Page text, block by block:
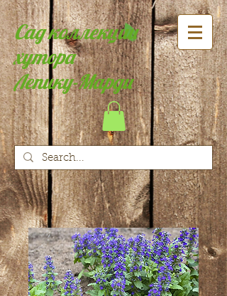
Сад коллекции
хутора
Лепику-Марди